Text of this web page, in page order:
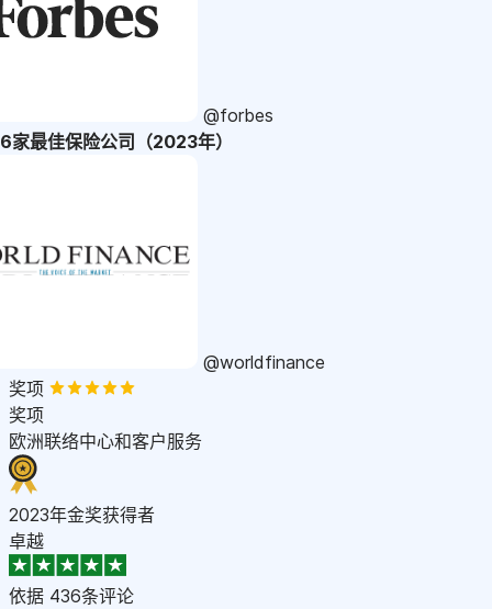
@forbes
家最佳保险公司（2023年）
@worldfinance
奖项
奖项
欧洲联络中心和客户服务
2023年金奖获得者
卓越
依据 436条评论